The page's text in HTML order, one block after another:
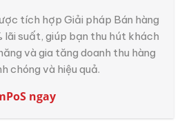
tích hợp Giải pháp Bán hàng
lãi suất, giúp bạn thu hút khách
và gia tăng doanh thu hàng
chóng và hiệu quả.
ngay